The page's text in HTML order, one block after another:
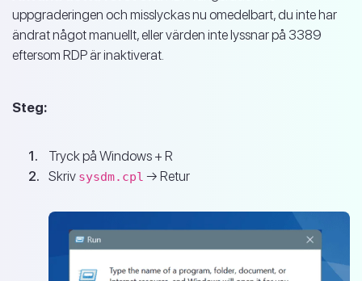
uppgraderingen och misslyckas nu omedelbart, du inte har
ändrat något manuellt, eller värden inte lyssnar på 3389
eftersom RDP är inaktiverat.
Steg:
Tryck på Windows + R
Skriv sysdm.cpl → Retur